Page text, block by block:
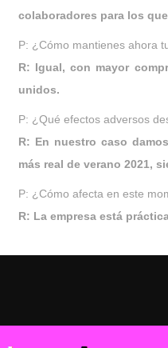
colaboradores para los
P: ¿Cómo mantienes ahora
R: Igual, con mayor
unidos.
P: ¿Qué efectos adversos
R: En nuestro caso
más real de verano 2021,
P: ¿Cómo afecta en este
R: La empresa está